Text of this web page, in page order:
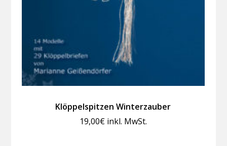
Klöppelspitzen Winterzauber
19,00€ inkl. MwSt.